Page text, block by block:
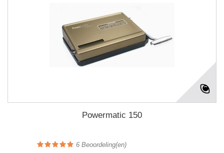
Powermatic 150
6 Beoordeling(en)